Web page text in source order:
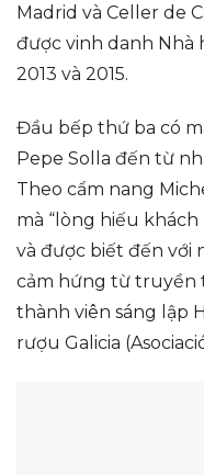
Madrid và Celler de
được vinh danh Nhà
2013 và 2015.
Đầu bếp thứ ba có
Pepe Solla đến từ
Theo cẩm nang
mà “lòng hiếu
và được biết đến với
cảm hứng từ truyền
thành viên sáng lập
rượu Galicia